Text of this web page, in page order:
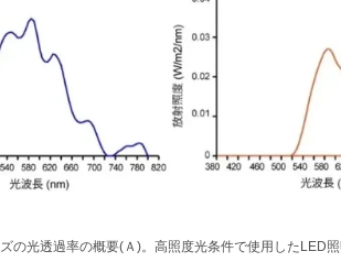
光透過率の概要(Ａ)。高照度光条件で使用したLED